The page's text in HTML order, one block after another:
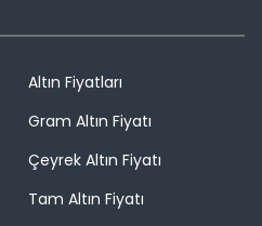
Altın Fiyatları
Gram Altın Fiyatı
Çeyrek Altın Fiyatı
Tam Altın Fiyatı